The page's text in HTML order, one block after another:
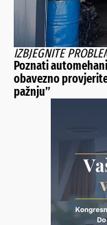
IZBJEGNITE
Poznati
obavezno
pažnju”